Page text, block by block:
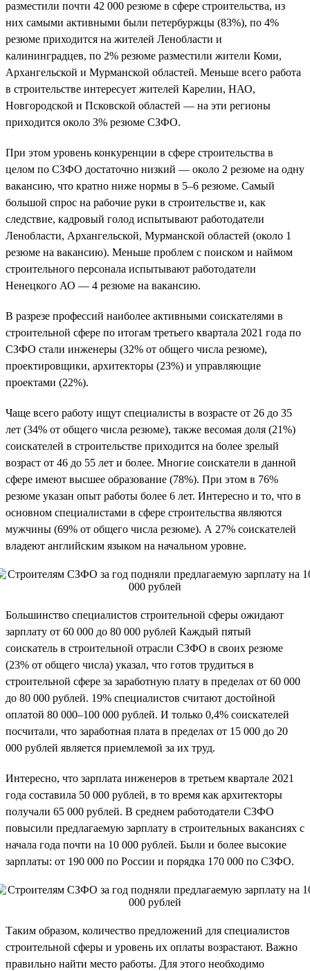
разместили почти 42 000 резюме в сфере строительства, из
них самыми активными были петербуржцы (83%), по 4%
резюме приходится на жителей Ленобласти и
калининградцев, по 2% резюме разместили жители Коми,
Архангельской и Мурманской областей. Меньше всего работа
в строительстве интересует жителей Карелии, НАО,
Новгородской и Псковской областей — на эти регионы
приходится около 3% резюме СЗФО.
При этом уровень конкуренции в сфере строительства в
целом по СЗФО достаточно низкий — около 2 резюме на одну
вакансию, что кратно ниже нормы в 5–6 резюме. Самый
большой спрос на рабочие руки в строительстве и, как
следствие, кадровый голод испытывают работодатели
Ленобласти, Архангельской, Мурманской областей (около 1
резюме на вакансию). Меньше проблем с поиском и наймом
строительного персонала испытывают работодатели
Ненецкого АО — 4 резюме на вакансию.
В разрезе профессий наиболее активными соискателями в
строительной сфере по итогам третьего квартала 2021 года по
СЗФО стали инженеры (32% от общего числа резюме),
проектировщики, архитекторы (23%) и управляющие
проектами (22%).
Чаще всего работу ищут специалисты в возрасте от 26 до 35
лет (34% от общего числа резюме), также весомая доля (21%)
соискателей в строительстве приходится на более зрелый
возраст от 46 до 55 лет и более. Многие соискатели в данной
сфере имеют высшее образование (78%). При этом в 76%
резюме указан опыт работы более 6 лет. Интересно и то, что в
основном специалистами в сфере строительства являются
мужчины (69% от общего числа резюме). А 27% соискателей
владеют английским языком на начальном уровне.
Большинство специалистов строительной сферы ожидают
зарплату от 60 000 до 80 000 рублей Каждый пятый
соискатель в строительной отрасли СЗФО в своих резюме
(23% от общего числа) указал, что готов трудиться в
строительной сфере за заработную плату в пределах от 60 000
до 80 000 рублей. 19% специалистов считают достойной
оплатой 80 000–100 000 рублей. И только 0,4% соискателей
посчитали, что заработная плата в пределах от 15 000 до 20
000 рублей является приемлемой за их труд.
Интересно, что зарплата инженеров в третьем квартале 2021
года составила 50 000 рублей, в то время как архитекторы
получали 65 000 рублей. В среднем работодатели СЗФО
повысили предлагаемую зарплату в строительных вакансиях с
начала года почти на 10 000 рублей. Были и более высокие
зарплаты: от 190 000 по России и порядка 170 000 по СЗФО.
Таким образом, количество предложений для специалистов
строительной сферы и уровень их оплаты возрастают. Важно
правильно найти место работы. Для этого необходимо